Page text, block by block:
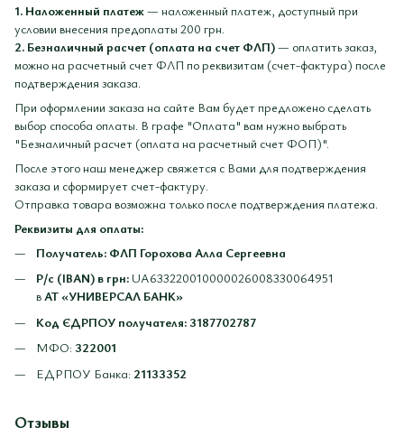
1. Наложенный платеж— наложенный платеж, доступный при
условии внесения предоплаты 200 грн.
2. Безналичный расчет (оплата на счет ФЛП)— оплатить заказ,
можно на расчетный счет ФЛП по реквизитам (счет-фактура) после
подтверждения заказа.
При оформлении заказа на сайте Вам будет предложено сделать
выбор способа оплаты. В графе "Оплата" вам нужно выбрать
"Безналичный расчет (оплата на расчетный счет ФОП)".
После этого наш менеджер свяжется с Вами для подтверждения
заказа и сформирует счет-фактуру.
Отправка товара возможна только после подтверждения платежа.
Реквизиты для оплаты:
Получатель: ФЛП Горохова Алла Сергеевна
Р/с (IBAN) в грн: UA633220010000026008330064951
вАТ «УНИВЕРСАЛ БАНК»
Код ЄДРПОУ получателя:3187702787
МФО: 322001
ЕДРПОУ Банка: 21133352
Отзывы